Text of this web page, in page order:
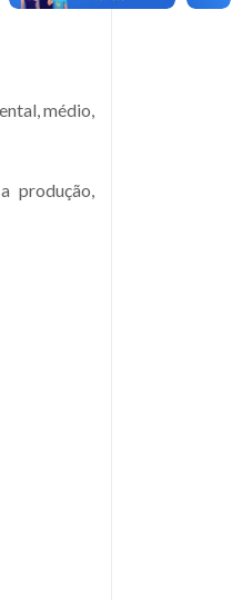
médio,
produção,